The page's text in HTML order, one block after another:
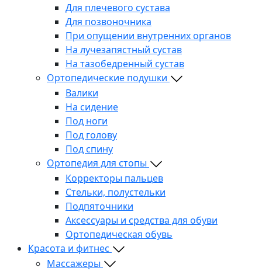
Для плечевого сустава
Для позвоночника
При опущении внутренних органов
На лучезапястный сустав
На тазобедренный сустав
Ортопедические подушки
Валики
На сидение
Под ноги
Под голову
Под спину
Ортопедия для стопы
Корректоры пальцев
Стельки, полустельки
Подпяточники
Аксессуары и средства для обуви
Ортопедическая обувь
Красота и фитнес
Массажеры